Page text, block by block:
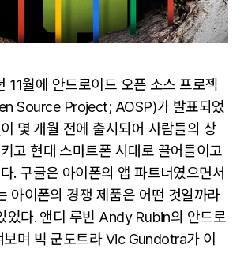
스
를
하
기.
11월에 안드로이드 오픈 소스 프로젝
Source Project; AOSP)가 발표되었
이 몇 개월 전에 출시되어 사람들의 상
고 현대 스마트폰 시대로 끌어들이고
. 구글은 아이폰의 앱 파트너였으면서
아이폰의 경쟁 제품은 어떤 것일까라
었다. 앤디 루빈 Andy Rubin의 안드로
며 빅 군도트라 Vic Gundotra가 이